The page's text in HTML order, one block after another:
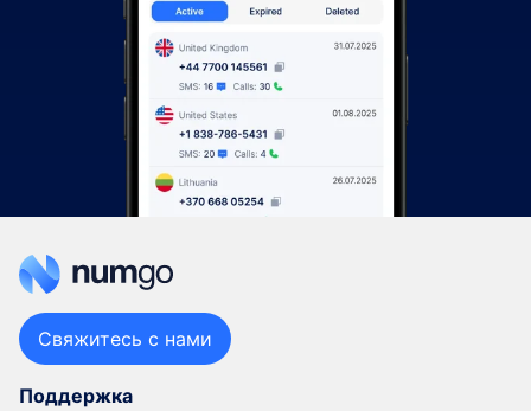
Поддержка
Свяжитесь с нами